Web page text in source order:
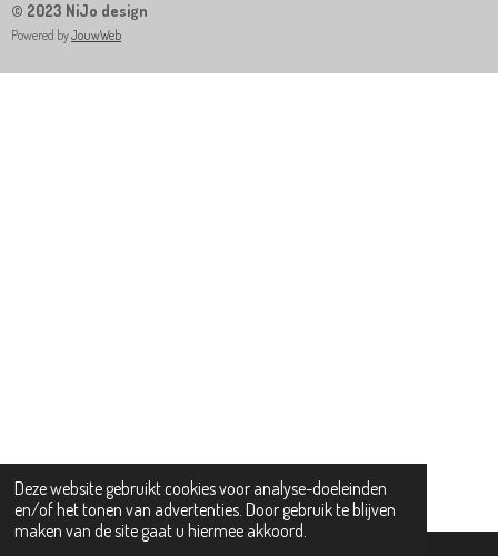
Deze website gebruikt cookies voor analyse-doeleinden
en/of het tonen van advertenties. Door gebruik te blijven
maken van de site gaat u hiermee akkoord.
© 2023 NiJo design
Powered byJouwWeb